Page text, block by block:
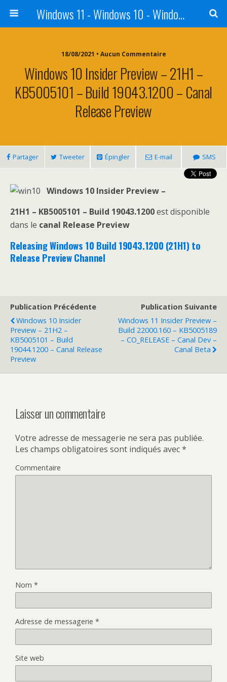
Windows 11 - Windows 10 - Windows 8 - Windows 7 - VISTA
18/08/2021 • Aucun Commentaire
Windows 10 Insider Preview – 21H1 –
KB5005101 – Build 19043.1200 – Canal
Release Preview
Partager Tweeter Épingler E-mail SMS
Windows 10 Insider Preview –
21H1 – KB5005101 – Build 19043.1200est disponible
dans le canal Release Preview
Releasing Windows 10 Build 19043.1200 (21H1) to
Release Preview Channel
Publication Précédente
Windows 10 Insider
Preview – 21H2 –
KB5005101 – Build
19044.1200 – Canal Release
Preview
Publication Suivante
Windows 11 Insider Preview –
Build 22000.160 – KB5005189
– CO_RELEASE – Canal Dev –
Canal Beta
Laisser un commentaire
Votre adresse de messagerie ne sera pas publiée.
Les champs obligatoires sont indiqués avec*
Commentaire
Nom *
Adresse de messagerie *
Site web